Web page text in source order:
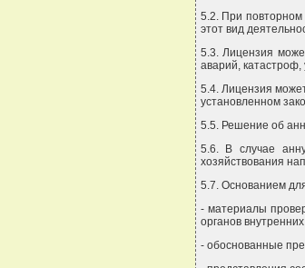
5.2. При повторном
этот вид
5.3. Лицензия
аварий, катастроф,
5.4. Лицензия
установленном
5.5. Решение об
5.6. В случае
хозяйствования
5.7. Основанием
- материалы
органов
- обоснованные